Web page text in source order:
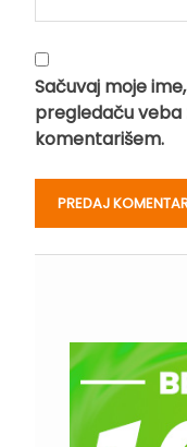
Sačuvaj moje
pregledaču veba
komentarišem.